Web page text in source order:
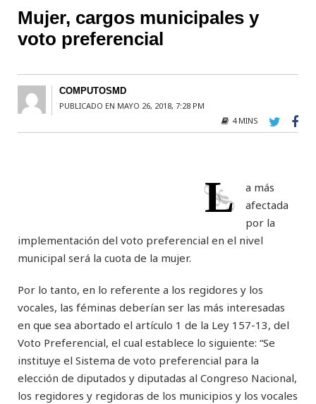
Mujer, cargos municipales y
voto preferencial
COMPUTOSMD
PUBLICADO EN MAYO 26, 2018, 7:28 PM
4 MINS
L
a más
afectada
por la
implementación del voto preferencial en el nivel
municipal será la cuota de la mujer.
Por lo tanto, en lo referente a los regidores y los
vocales, las féminas deberían ser las más interesadas
en que sea abortado el artículo 1 de la Ley 157-13, del
Voto Preferencial, el cual establece lo siguiente: “Se
instituye el Sistema de voto preferencial para la
elección de diputados y diputadas al Congreso Nacional,
los regidores y regidoras de los municipios y los vocales